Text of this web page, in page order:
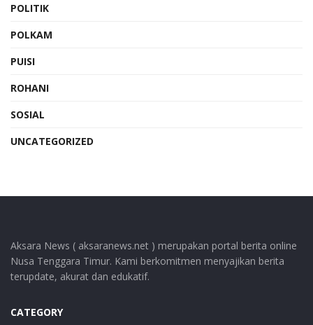
POLITIK
POLKAM
PUISI
ROHANI
SOSIAL
UNCATEGORIZED
Aksara News ( aksaranews.net ) merupakan portal berita online
Nusa Tenggara Timur. Kami berkomitmen menyajikan berita
terupdate, akurat dan edukatif.
CATEGORY